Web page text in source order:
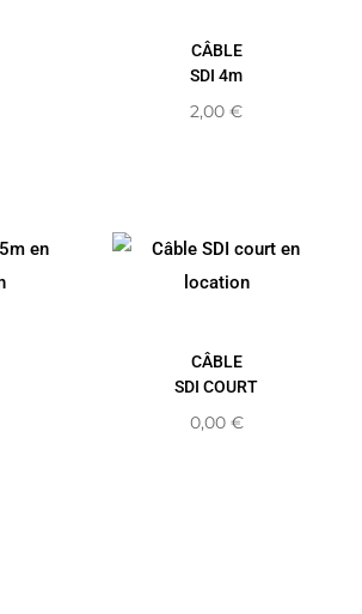
CÂBLE
SDI 4m
2,00 €
CÂBLE
SDI COURT
0,00 €